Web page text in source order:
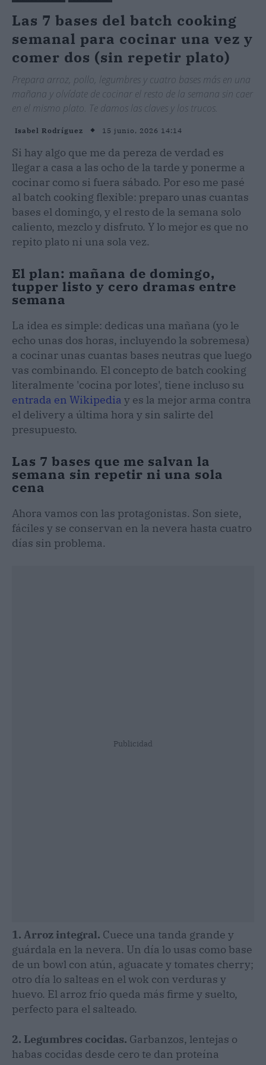
Las 7 bases del batch cooking
semanal para cocinar una vez y
comer dos (sin repetir plato)
Prepara arroz, pollo, legumbres y cuatro bases más en una
mañana y olvídate de cocinar el resto de la semana sin caer
en el mismo plato. Te damos las claves y los trucos.
Isabel Rodríguez 15 junio, 2026 14:14
Si hay algo que me da pereza de verdad es
llegar a casa a las ocho de la tarde y ponerme a
cocinar como si fuera sábado. Por eso me pasé
al batch cooking flexible: preparo unas cuantas
bases el domingo, y el resto de la semana solo
caliento, mezclo y disfruto. Y lo mejor es que no
repito plato ni una sola vez.
El plan: mañana de domingo,
tupper listo y cero dramas entre
semana
La idea es simple: dedicas una mañana (yo le
echo unas dos horas, incluyendo la sobremesa)
a cocinar unas cuantas bases neutras que luego
vas combinando. El concepto de batch cooking
literalmente 'cocina por lotes', tiene incluso su
entrada en Wikipedia y es la mejor arma contra
el delivery a última hora y sin salirte del
presupuesto.
Las 7 bases que me salvan la
semana sin repetir ni una sola
cena
Ahora vamos con las protagonistas. Son siete,
fáciles y se conservan en la nevera hasta cuatro
días sin problema.
Publicidad
1. Arroz integral. Cuece una tanda grande y
guárdala en la nevera. Un día lo usas como base
de un bowl con atún, aguacate y tomates cherry;
otro día lo salteas en el wok con verduras y
huevo. El arroz frío queda más firme y suelto,
perfecto para el salteado.
2. Legumbres cocidas. Garbanzos, lentejas o
habas cocidas desde cero te dan proteína